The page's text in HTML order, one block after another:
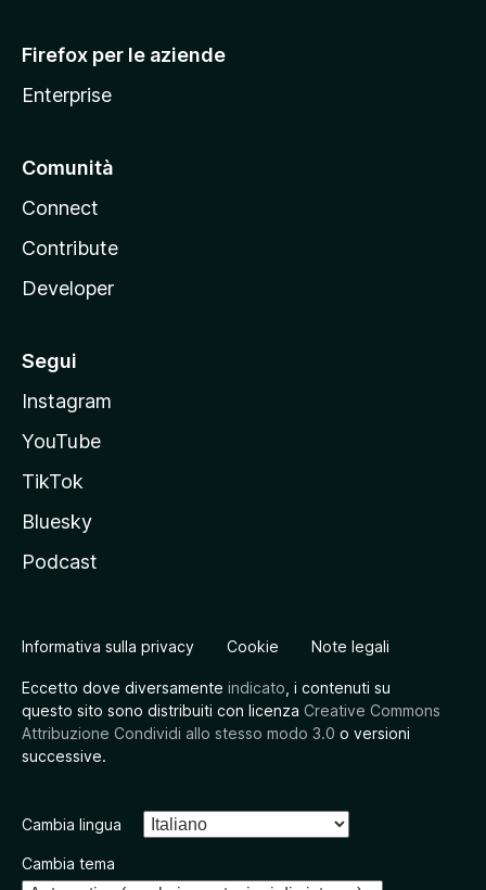
a
Firefox per le aziende
Enterprise
Comunità
Connect
Contribute
Developer
Segui
Instagram
YouTube
TikTok
Bluesky
Podcast
Informativa sulla privacy Cookie Note legali
Eccetto dove diversamente indicato , i contenuti su
questo sito sono distribuiti con licenza Creative Commons
Attribuzione Condividi allo stesso modo 3.0 o versioni
successive.
Cambia lingua
Cambia tema